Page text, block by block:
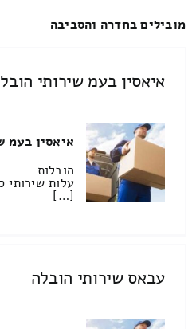
מובילים בחדרה והסביבה
איאסין בעמ שירותי
איאסין בעמ
הובלות
עלות שירותי
[…]
עבאס שירותי הובלה